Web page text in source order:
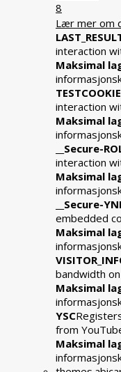
8
Lær mer om
interaction
Maksimal
interaction
Maksimal
__Secure-
interaction
Maksimal
__Secure-
embedded
Maksimal
bandwidth
Maksimal
YSC
from
Maksimal